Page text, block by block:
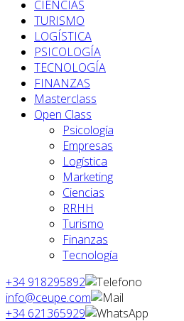
CIENCIAS
TURISMO
LOGÍSTICA
PSICOLOGÍA
TECNOLOGÍA
FINANZAS
Masterclass
Open Class
Psicología
Empresas
Logística
Marketing
Ciencias
RRHH
Turismo
Finanzas
Tecnología
+34 918295892
info@ceupe.com
+34 621365929